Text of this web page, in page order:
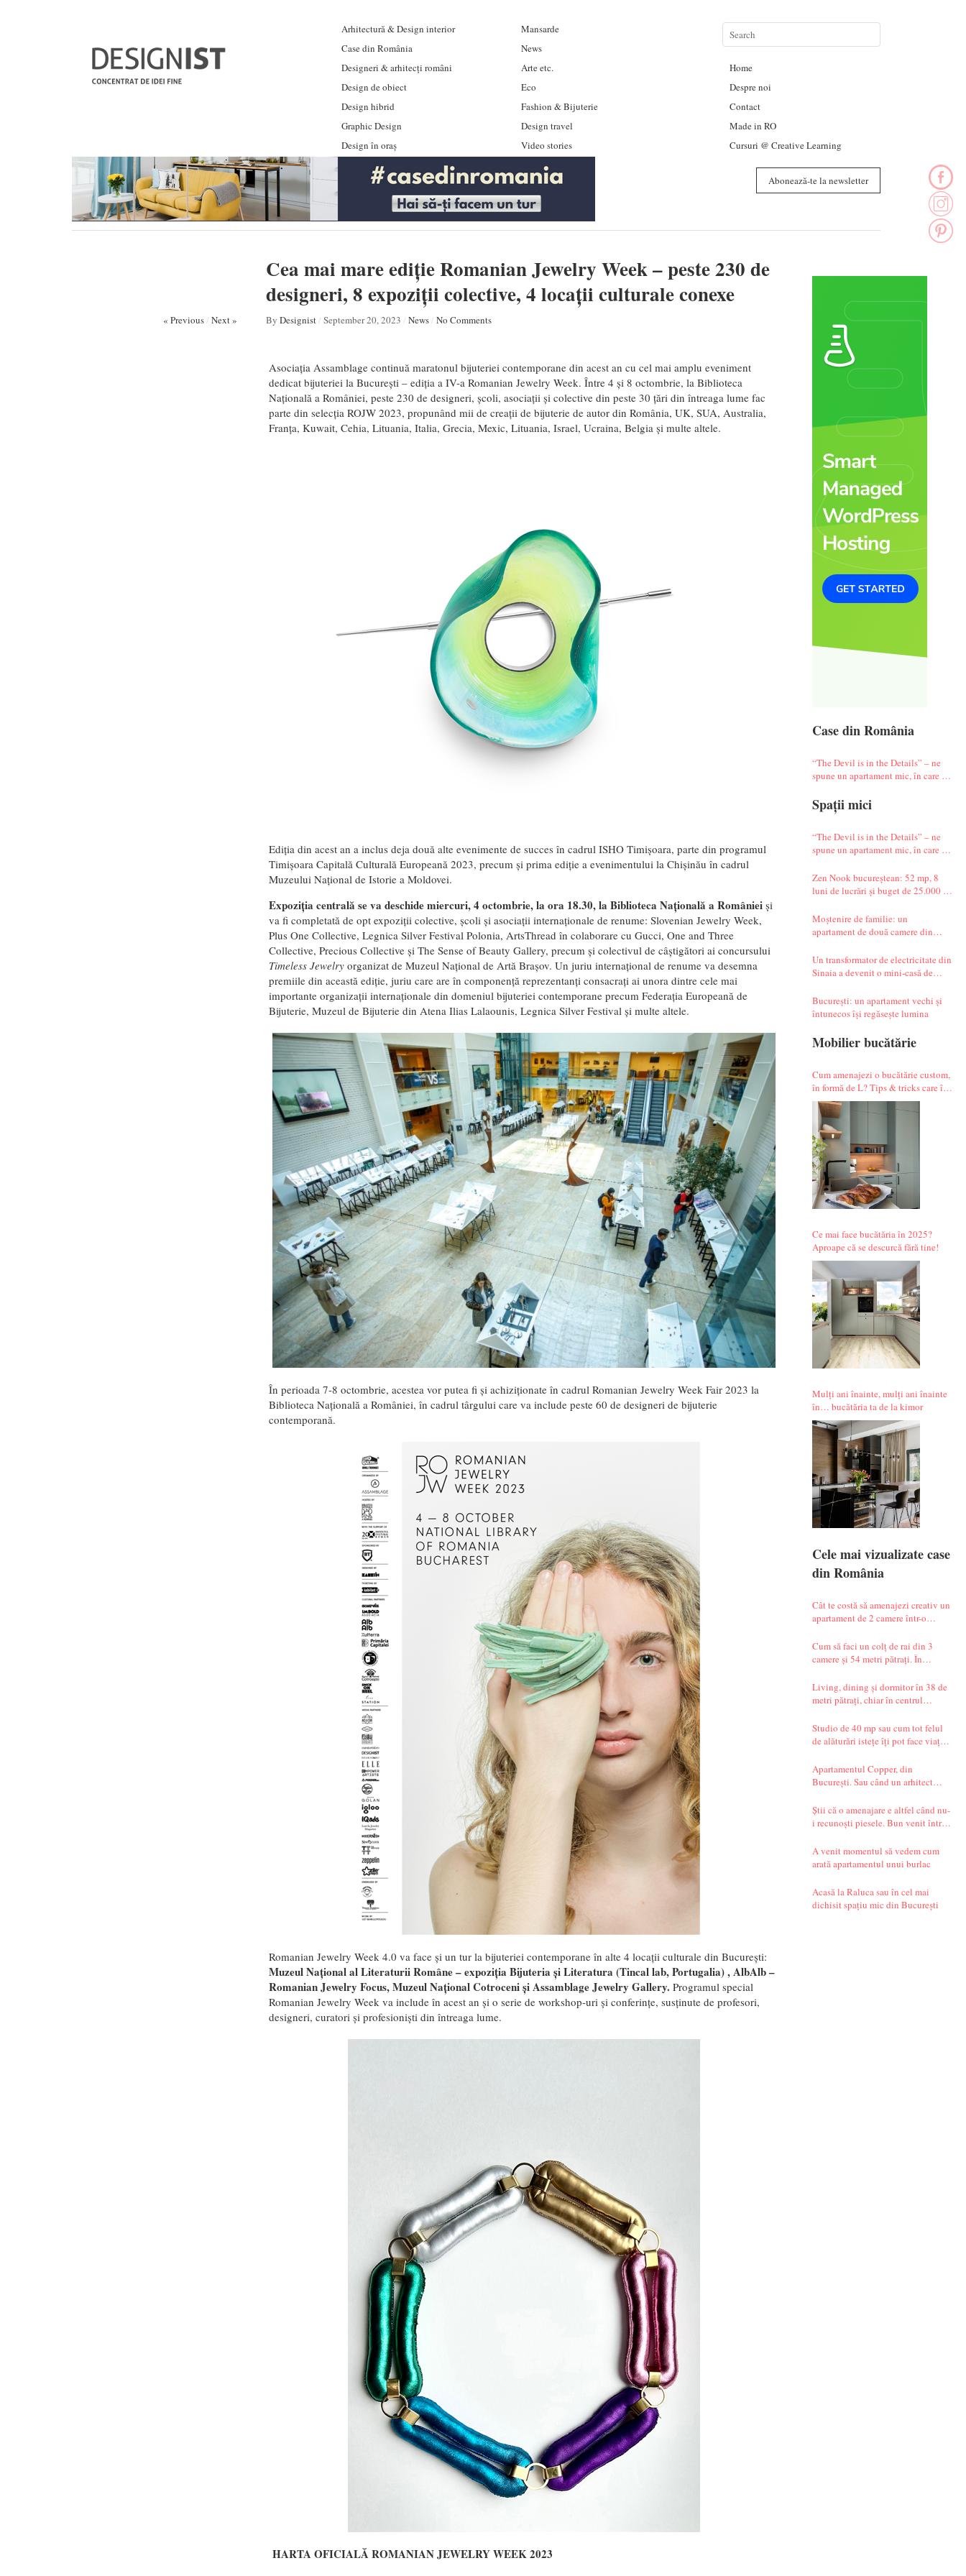
Arhitectură & Design interior
Case din România
Designeri & arhitecți români
Design de obiect
Design hibrid
Graphic Design
Design în oraș
Mansarde
News
Arte etc.
Eco
Fashion & Bijuterie
Design travel
Video stories
Home
Despre noi
Contact
Made in RO
Cursuri @ Creative Learning
Abonează-te la newsletter
Case din România
“The Devil is in the Details” – ne
spune un apartament mic, în care te
Spații mici
“The Devil is in the Details” – ne
spune un apartament mic, în care te
Zen Nook bucureștean: 52 mp, 8
luni de lucrări și buget de 25.000 de
Moștenire de familie: un
apartament de două camere din
Un transformator de electricitate din
Sinaia a devenit o mini-casă de
București: un apartament vechi și
întunecos își regăsește lumina
Mobilier bucătărie
Cum amenajezi o bucătărie custom,
în formă de L? Tips & tricks care îți
fac alegerile mai simple.
Ce mai face bucătăria în 2025?
Aproape că se descurcă fără tine!
Mulți ani înainte, mulți ani înainte
în… bucătăria ta de la kimor
Cele mai vizualizate case
din România
Cât te costă să amenajezi creativ un
apartament de 2 camere într-o
Cum să faci un colț de rai din 3
camere și 54 metri pătrați. În
Living, dining și dormitor în 38 de
metri pătrați, chiar în centrul
care te transportă departe, spre țările
nordice.
Studio de 40 mp sau cum tot felul
de alăturări istețe îți pot face viața
Apartamentul Copper, din
București. Sau când un arhitect
Știi că o amenajare e altfel când nu-
i recunoști piesele. Bun venit într-
A venit momentul să vedem cum
arată apartamentul unui burlac
Acasă la Raluca sau în cel mai
dichisit spațiu mic din București
Cea mai mare ediție Romanian Jewelry Week – peste 230 de
designeri, 8 expoziții colective, 4 locații culturale conexe
« Previous/ Next » By Designist/ September 20, 2023 / News/ No Comments
Asociația Assamblage continuă maratonul bijuteriei contemporane din acest an cu cel mai amplu eveniment
dedicat bijuteriei la București – ediția a IV-a Romanian Jewelry Week. Între 4 și 8 octombrie, la Biblioteca
Națională a României, peste 230 de designeri, școli, asociații și colective din peste 30 țări din întreaga lume fac
parte din selecția ROJW 2023, propunând mii de creații de bijuterie de autor din România, UK, SUA, Australia,
Franța, Kuwait, Cehia, Lituania, Italia, Grecia, Mexic, Lituania, Israel, Ucraina, Belgia și multe altele.
Ediția din acest an a inclus deja două alte evenimente de succes în cadrul ISHO Timișoara, parte din programul
Timișoara Capitală Culturală Europeană 2023, precum și prima ediție a evenimentului la Chișinău în cadrul
Muzeului Național de Istorie a Moldovei.
Expoziția centrală se va deschide miercuri, 4 octombrie, la ora 18.30, la Biblioteca Națională a României și
va fi completată de opt expoziții colective, școli și asociații internaționale de renume: Slovenian Jewelry Week,
Plus One Collective, Legnica Silver Festival Polonia, ArtsThread în colaborare cu Gucci, One and Three
Collective, Precious Collective și The Sense of Beauty Gallery, precum și colectivul de câștigători ai concursului
Timeless Jewelryorganizat de Muzeul Național de Artă Brașov. Un juriu internațional de renume va desemna
premiile din această ediție, juriu care are în componență reprezentanți consacrați ai unora dintre cele mai
importante organizații internaționale din domeniul bijuteriei contemporane precum Federația Europeană de
Bijuterie, Muzeul de Bijuterie din Atena Ilias Lalaounis, Legnica Silver Festival și multe altele.
În perioada 7-8 octombrie, acestea vor putea fi și achiziționate în cadrul Romanian Jewelry Week Fair 2023 la
Biblioteca Națională a României, în cadrul târgului care va include peste 60 de designeri de bijuterie
contemporană.
Romanian Jewelry Week 4.0 va face și un tur la bijuteriei contemporane în alte 4 locații culturale din București:
Muzeul Național al Literaturii Române – expoziția Bijuteria și Literatura (Tincal lab, Portugalia) , AlbAlb –
Romanian Jewelry Focus, Muzeul Național Cotroceni și Assamblage Jewelry Gallery. Programul special
Romanian Jewelry Week va include în acest an și o serie de workshop-uri și conferințe, susținute de profesori,
designeri, curatori și profesioniști din întreaga lume.
HARTA OFICIALĂ ROMANIAN JEWELRY WEEK 2023